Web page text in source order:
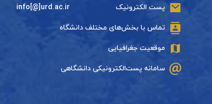
پست الکترونیک info[@]urd.ac.ir
تماس با بخش‌های مختلف دانشگاه
موقعیت جغرافیایی
سامانه پست‌الکترونیکی دانشگاهی